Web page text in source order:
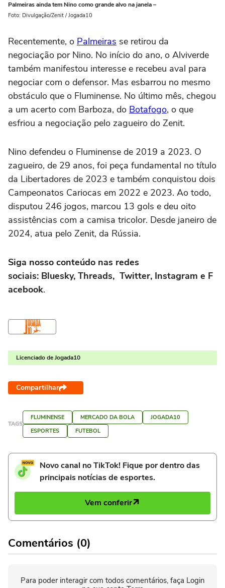
Palmeiras ainda tem Nino como grande alvo na janela –
Foto: Divulgação/Zenit / Jogada10
Recentemente, o Palmeiras se retirou da
negociação por Nino. No início do ano, o Alviverde
também manifestou interesse e recebeu aval para
negociar com o defensor. Mas esbarrou no mesmo
obstáculo que o Fluminense. No último mês, chegou
a um acerto com Barboza, do Botafogo, o que
esfriou a negociação pelo zagueiro do Zenit.
Nino defendeu o Fluminense de 2019 a 2023. O
zagueiro, de 29 anos, foi peça fundamental no título
da Libertadores de 2023 e também conquistou dois
Campeonatos Cariocas em 2022 e 2023. Ao todo,
disputou 246 jogos, marcou 13 gols e deu oito
assistências com a camisa tricolor. Desde janeiro de
2024, atua pelo Zenit, da Rússia.
Siga nosso conteúdo nas redes
sociais: Bluesky, Threads, Twitter, Instagram e F
acebook.
Licenciado de Jogada10
Compartilhar
TAGS
FLUMINENSE MERCADO DA BOLA
JOGADA10
ESPORTES
FUTEBOL
Novo canal no TikTok! Fique por dentro das
principais notícias de esportes.
Vem conferir
Comentários (0)
Para poder interagir com todos comentários, faça Login